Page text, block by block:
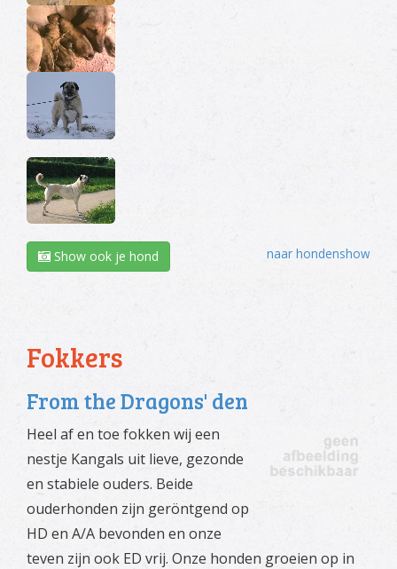
Show ook je hond naar hondenshow
Fokkers
From the Dragons' den
Heel af en toe fokken wij een
nestje Kangals uit lieve, gezonde
en stabiele ouders. Beide
ouderhonden zijn geröntgend op
HD en A/A bevonden en onze
teven zijn ook ED vrij. Onze honden groeien op in